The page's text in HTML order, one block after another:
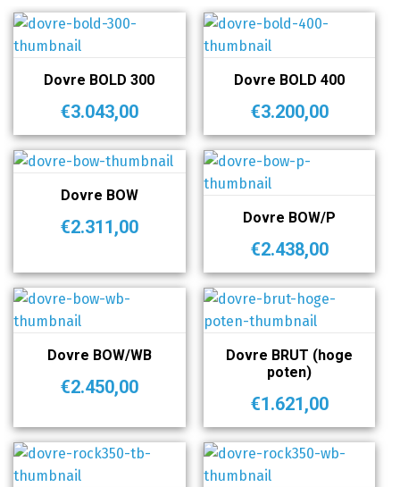
Dovre BOLD 300
€3.043,00
Dovre BOLD 400
€3.200,00
Dovre BOW
€2.311,00 Dovre BOW/P
€2.438,00
Dovre BOW/WB
€2.450,00
Dovre BRUT (hoge
poten)
€1.621,00